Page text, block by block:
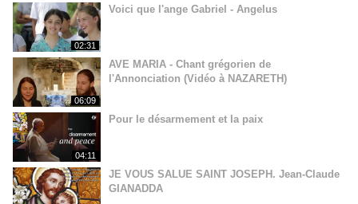
02:31
Voici que l'ange Gabriel - Angelus
06:09
AVE MARIA - Chant grégorien de
l'Annonciation (Vidéo à NAZARETH)
04:11
Pour le désarmement et la paix
JE VOUS SALUE SAINT JOSEPH. Jean-Claude
GIANADDA